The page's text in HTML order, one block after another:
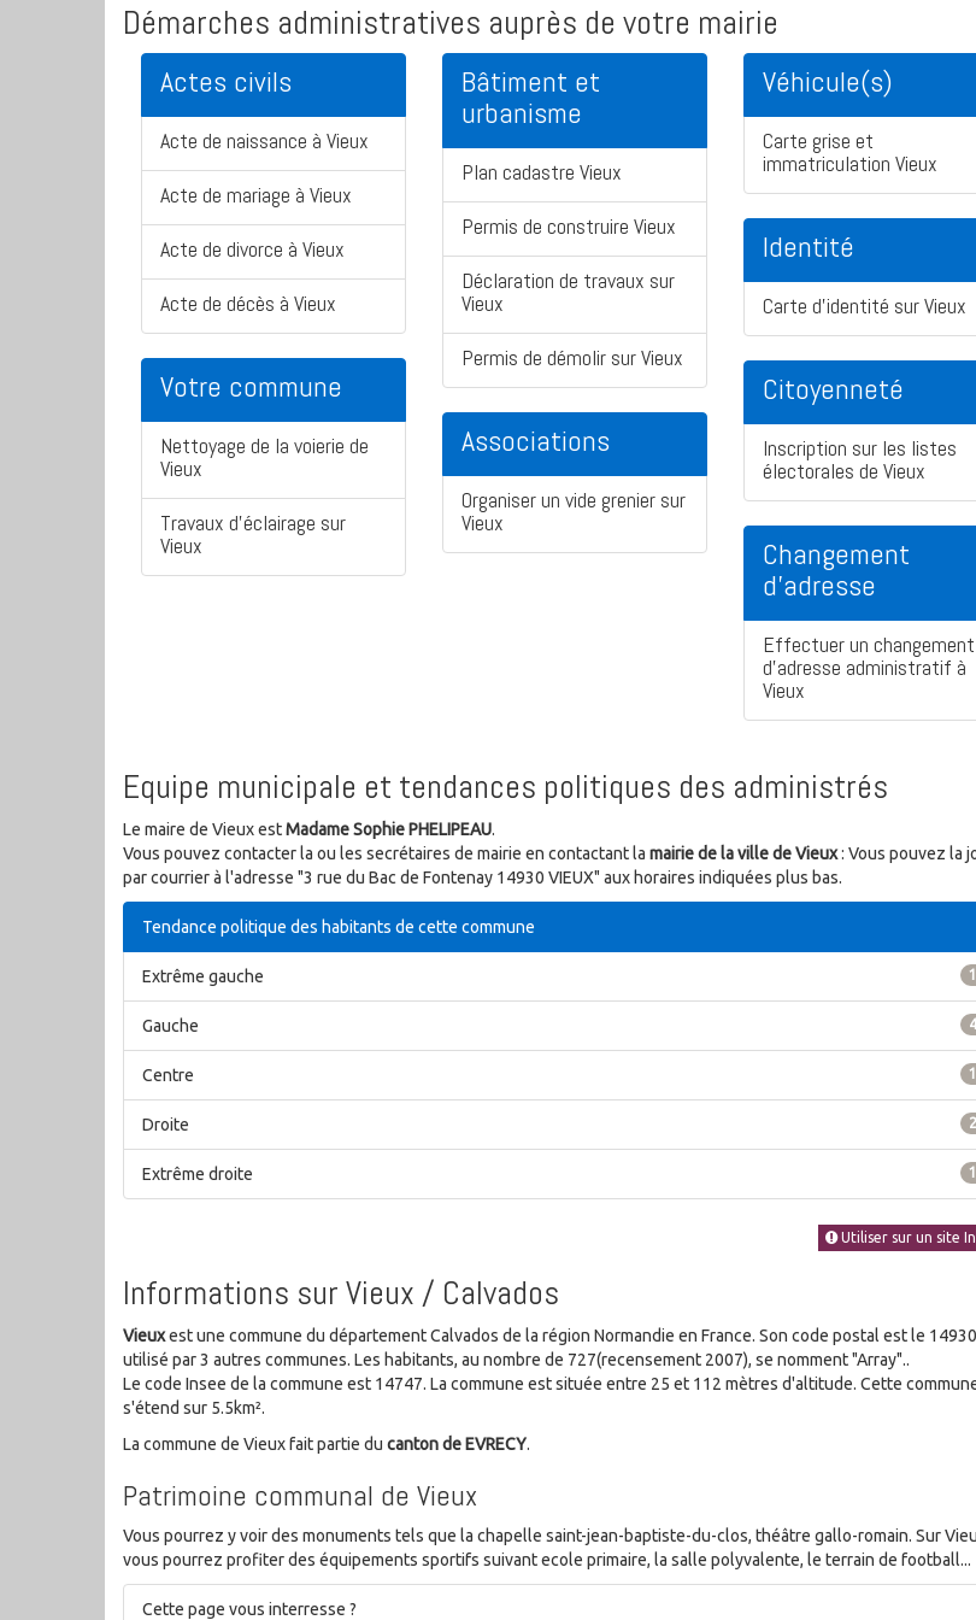
Démarches administratives auprès de votre mairie
Actes civils
Acte de naissance à Vieux
Acte de mariage à Vieux
Acte de divorce à Vieux
Acte de décès à Vieux
Votre commune
Nettoyage de la voierie de
Vieux
Travaux d'éclairage sur
Vieux
Bâtiment et
urbanisme
Plan cadastre Vieux
Permis de construire Vieux
Déclaration de travaux sur
Vieux
Permis de démolir sur Vieux
Associations
Organiser un vide grenier sur
Vieux
Véhicule(s)
Carte grise et
immatriculation Vieux
Identité
Carte d'identité sur Vieux
Citoyenneté
Inscription sur les listes
électorales de Vieux
Changement
d'adresse
Effectuer un changement
d'adresse administratif à
Vieux
Equipe municipale et tendances politiques des administrés
Le maire de Vieux estMadame Sophie PHELIPEAU.
Vous pouvez contacter la ou les secrétaires de mairie en contactant la mairie de la ville de Vieux: Vous pouvez la
par courrier à l'adresse "3 rue du Bac de Fontenay 14930 VIEUX" aux horaires indiquées plus bas.
Tendance politique des habitants de cette commune
Extrême gauche
Gauche
Centre
Droite
Extrême droite
Utiliser sur un site
Informations sur Vieux / Calvados
Vieuxest une commune du département Calvados de la région Normandie en France. Son code postal est le
utilisé par 3 autres communes. Les habitants, au nombre de 727(recensement 2007), se nomment "Array"..
Le code Insee de la commune est 14747. La commune est située entre 25 et 112 mètres d'altitude. Cette
s'étend sur 5.5km².
La commune de Vieux fait partie du canton de EVRECY.
Patrimoine communal de Vieux
Vous pourrez y voir des monuments tels que la chapelle saint-jean-baptiste-du-clos, théâtre gallo-romain. Sur
vous pourrez profiter des équipements sportifs suivant ecole primaire, la salle polyvalente, le terrain de football...
Cette page vous interresse ?